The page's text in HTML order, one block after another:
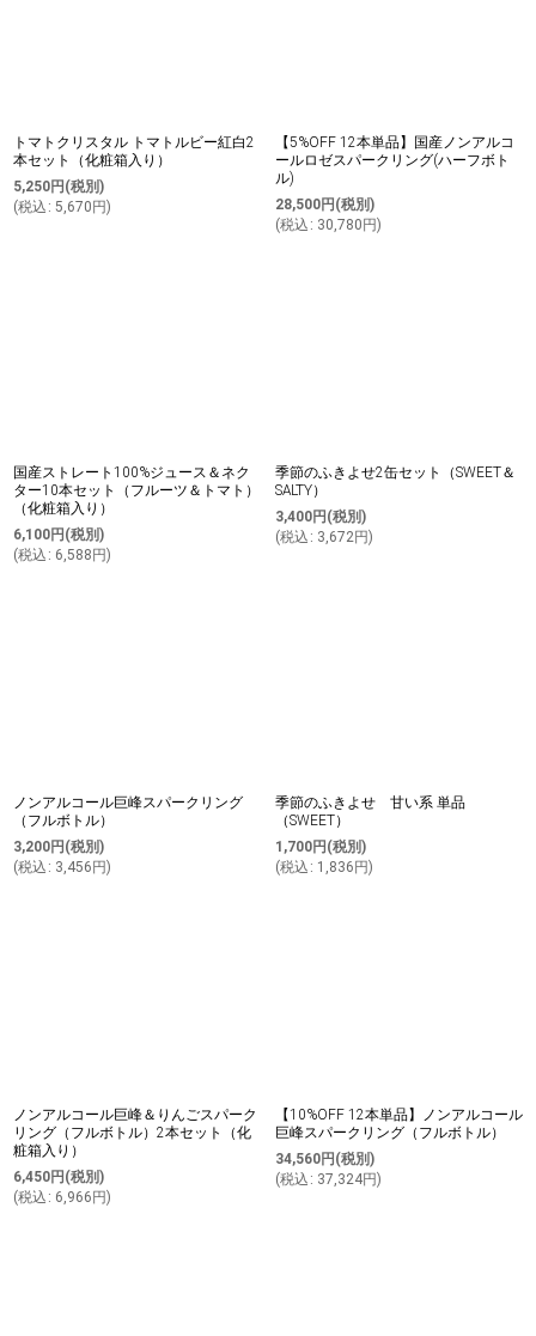
トマトクリスタル トマトルビー紅白2
本セット（化粧箱入り）
5,250円 (税別)
(税込 : 5,670 円)
【5%OFF 12本単品】国産ノンアルコ
ールロゼスパークリング(ハーフボト
ル)
28,500円 (税別)
(税込 : 30,780 円)
国産ストレート100%ジュース＆ネク
ター10本セット（フルーツ＆トマト）
（化粧箱入り）
6,100円 (税別)
(税込 : 6,588 円)
季節のふきよせ2缶セット（SWEET＆
SALTY）
3,400円 (税別)
(税込 : 3,672円)
ノンアルコール巨峰スパークリング
（フルボトル）
3,200円 (税別)
(税込 : 3,456 円)
季節のふきよせ 甘い系 単品
（SWEET）
1,700円 (税別)
(税込 : 1,836 円)
ノンアルコール巨峰＆りんごスパーク
リング（フルボトル）2本セット（化
粧箱入り）
6,450円 (税別)
(税込 : 6,966 円)
【10%OFF 12本単品】ノンアルコール
巨峰スパークリング（フルボトル）
34,560円 (税別)
(税込 : 37,324円)